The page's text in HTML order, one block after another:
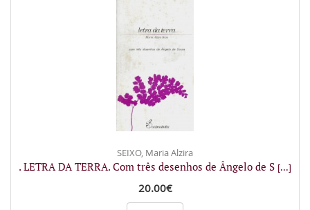
SEIXO, Maria Alzira
. LETRA DA TERRA. Com três desenhos de Ângelo de S [...]
20.00€